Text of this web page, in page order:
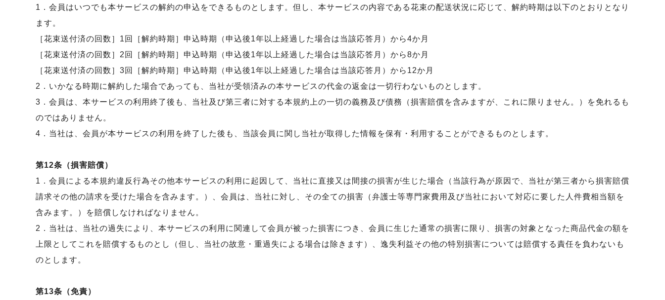
1．会員はいつでも本サービスの解約の申込をできるものとします。但し、本サービスの内容である花束の配送状況に応じて、解約時期は以下のとおりとなり
ます。
［花束送付済の回数］1回［解約時期］申込時期（申込後1年以上経過した場合は当該応答月）から4か月
［花束送付済の回数］2回［解約時期］申込時期（申込後1年以上経過した場合は当該応答月）から8か月
［花束送付済の回数］3回［解約時期］申込時期（申込後1年以上経過した場合は当該応答月）から12か月
2．いかなる時期に解約した場合であっても、当社が受領済みの本サービスの代金の返金は一切行わないものとします。
3．会員は、本サービスの利用終了後も、当社及び第三者に対する本規約上の一切の義務及び債務（損害賠償を含みますが、これに限りません。）を免れるも
のではありません。
4．当社は、会員が本サービスの利用を終了した後も、当該会員に関し当社が取得した情報を保有・利用することができるものとします。
第12条（損害賠償）
1．会員による本規約違反行為その他本サービスの利用に起因して、当社に直接又は間接の損害が生じた場合（当該行為が原因で、当社が第三者から損害賠償
請求その他の請求を受けた場合を含みます。）、会員は、当社に対し、その全ての損害（弁護士等専門家費用及び当社において対応に要した人件費相当額を
含みます。）を賠償しなければなりません。
2．当社は、当社の過失により、本サービスの利用に関連して会員が被った損害につき、会員に生じた通常の損害に限り、損害の対象となった商品代金の額を
上限としてこれを賠償するものとし（但し、当社の故意・重過失による場合は除きます）、逸失利益その他の特別損害については賠償する責任を負わないも
のとします。
第13条（免責）